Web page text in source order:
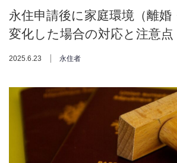
永住申請後に家庭環境（離婚
変化した場合の対応と注意点
2025.6.23 永住者